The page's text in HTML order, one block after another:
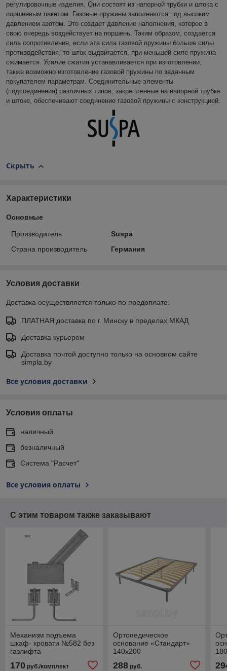
регулировочные изделия. Они состоят из напорной трубки и штока с
поршневым пакетом. Газовые пружины заполняются под высоким
давлением азотом. Это создает давление наполнения, которое в
свою очередь воздействует на поршень. Таким образом, создается
сила сопротивления, если эта сила газовой пружины больше силы
противодействия, то шток выдвигается, при меньшей силе пружина
сжимается. Усилие сжатия устанавливается при изготовлении,
также возможно изготовление газовой пружины по заданным
покупателем параметрам. Соединительные элементы
(подсоединения) различных типов, закрепленные на напорной трубке
и штоке, обеспечивают соединение газовой пружины с конструкцией.
Скрыть
Характеристики
Основные
Производитель
Suspa
Страна производитель
Германия
Условия доставки
Доставка осуществляется только по предоплате.
ПЛАТНАЯ доставка по г. Минску в пределах МКАД
Доставка курьером
Доставка почтой доступно только на основном сайте
simpla.by
Все условия доставки
Условия оплаты
наличный
безналичный
Система "Расчет"
Все условия оплаты
С этим товаром также заказывают
Механизм подъема
шкаф- кровати №582 без
газлифта
170 руб./комплект
Ортопедическое
основание «Стандарт»
140х200
288руб.